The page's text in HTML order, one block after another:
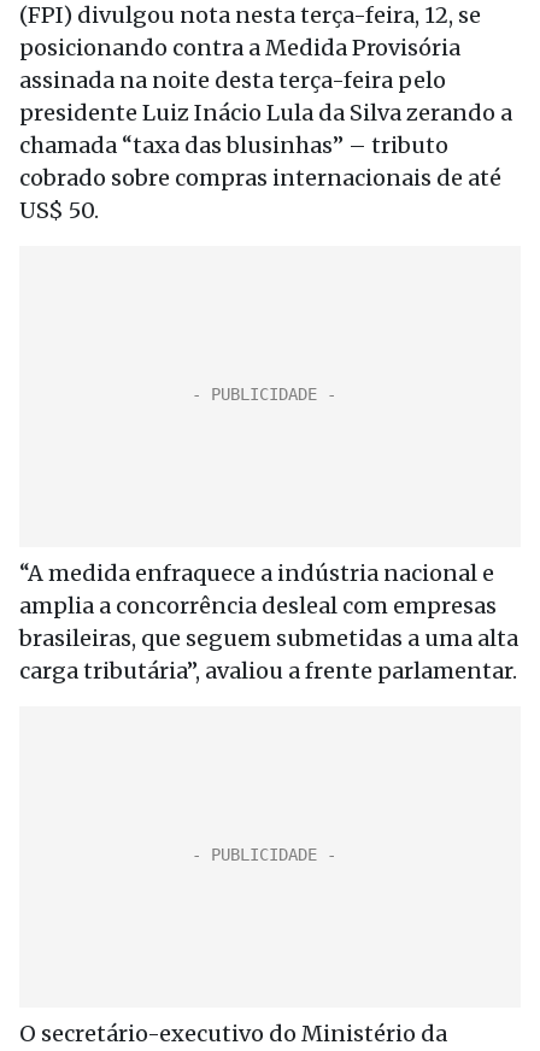
(FPI) divulgou nota nesta terça-feira, 12, se
posicionando contra a Medida Provisória
assinada na noite desta terça-feira pelo
presidente Luiz Inácio Lula da Silva zerando a
chamada “taxa das blusinhas” – tributo
cobrado sobre compras internacionais de até
US$ 50.
“A medida enfraquece a indústria nacional e
amplia a concorrência desleal com empresas
brasileiras, que seguem submetidas a uma alta
carga tributária”, avaliou a frente parlamentar.
O secretário-executivo do Ministério da